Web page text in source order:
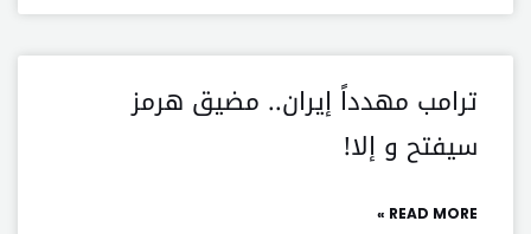
ترامب مهدداً إيران.. مضيق هرمز
سيفتح و إلا!
READ MORE »